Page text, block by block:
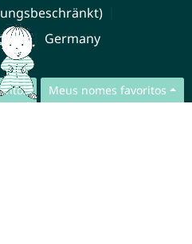
Meus nomes favoritos
Germany